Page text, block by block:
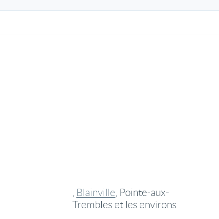
Blainville , Pointe-aux-
Trembles et les environs